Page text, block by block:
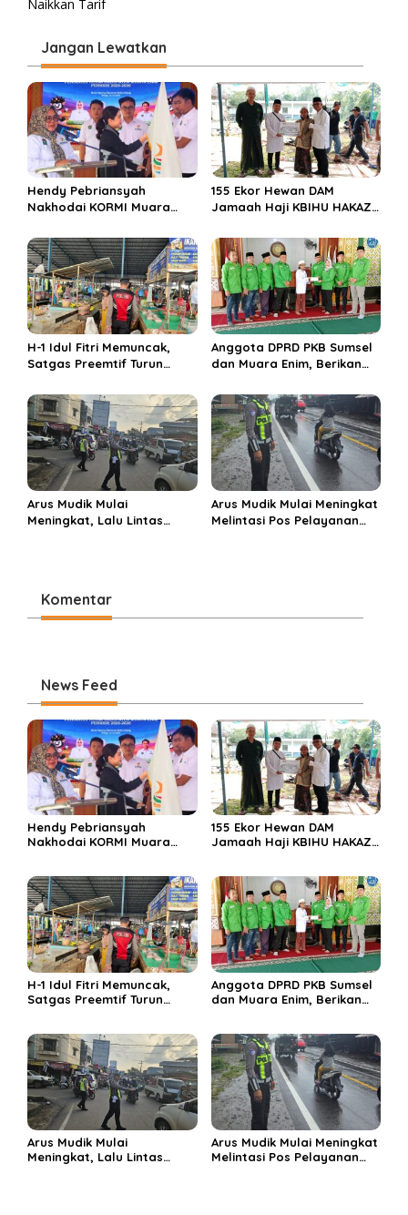
i
g
a
s
i
p
o
s
Naikkan Tarif
Jangan Lewatkan
Hendy Pebriansyah
Nakhodai KORMI Muara
155 Ekor Hewan DAM
Jamaah Haji KBIHU HAKAZA
Miftahul Huda Muara Enim
H-1 Idul Fitri Memuncak,
Satgas Preemtif Turun
Perbelanjaan Muara Enim
Anggota DPRD PKB Sumsel
dan Muara Enim, Berikan
di Ponpes Miftahul Huda
Arus Mudik Mulai
Meningkat, Lalu Lintas
Arus Mudik Mulai Meningkat
Melintasi Pos Pelayanan
Komentar
News Feed
Hendy Pebriansyah
Nakhodai KORMI Muara
155 Ekor Hewan DAM
Jamaah Haji KBIHU HAKAZA
H-1 Idul Fitri Memuncak,
Satgas Preemtif Turun
Anggota DPRD PKB Sumsel
dan Muara Enim, Berikan
Arus Mudik Mulai
Meningkat, Lalu Lintas
Arus Mudik Mulai Meningkat
Melintasi Pos Pelayanan